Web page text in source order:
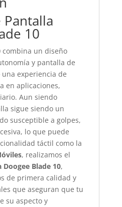
10
combina un diseño
y pantalla de
experiencia de
en aplicaciones,
Aun siendo
sigue siendo un
susceptible a golpes,
lo que puede
táctil como la
, realizamos el
Blade 10,
de primera calidad y
que aseguran que tu
su aspecto y